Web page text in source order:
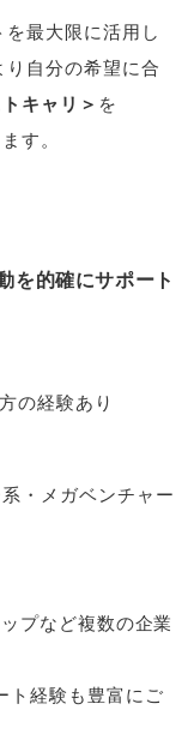
最大限に活用し
り自分の希望に合
キャリ＞ を
す。
を的確にサポート
の経験あり
・メガベンチャー
プなど複数の企業
ト経験も豊富にご